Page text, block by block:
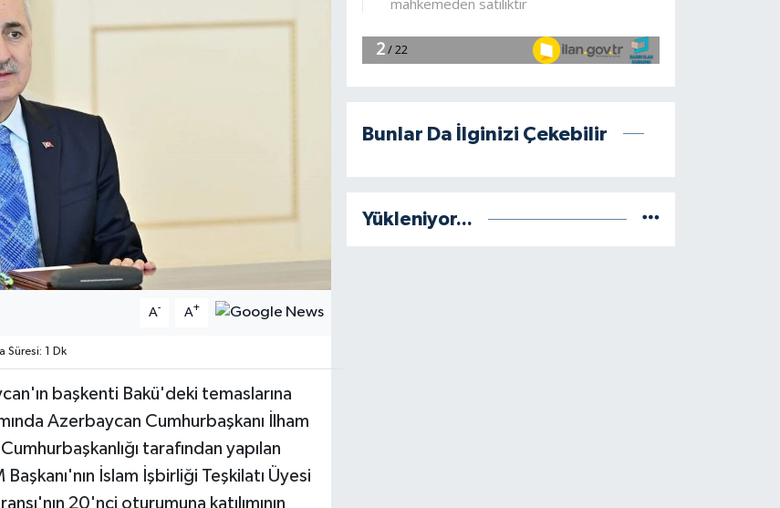
A- A+
Süresi: 1 Dk
başkenti Bakü'deki temaslarına
Azerbaycan Cumhurbaşkanı İlham
tarafından yapılan
İslam İşbirliği Teşkilatı Üyesi
20'nci oturumuna katılımının
Bunlar Da İlginizi Çekebilir
Yükleniyor...